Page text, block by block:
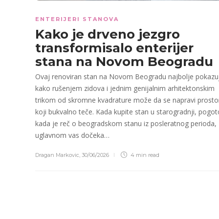
ENTERIJERI STANOVA
Kako je drveno jezgro
transformisalo enterijer
stana na Novom Beogradu
Ovaj renoviran stan na Novom Beogradu najbolje
kako rušenjem zidova i jednim genijalnim arhitektonskim
trikom od skromne kvadrature može da se napravi
koji bukvalno teče. Kada kupite stan u starogradnji,
kada je reč o beogradskom stanu iz posleratnog perioda,
uglavnom vas dočeka…
Dragan Markovic 30/06/2026 4 min read